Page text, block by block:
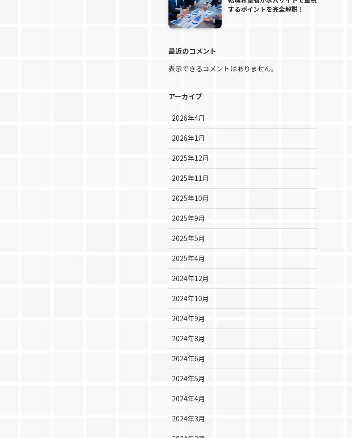
するポイントを完全解説！
最近のコメント
表示できるコメントはありません。
アーカイブ
2026年4月
2026年1月
2025年12月
2025年11月
2025年10月
2025年9月
2025年5月
2025年4月
2024年12月
2024年10月
2024年9月
2024年8月
2024年6月
2024年5月
2024年4月
2024年3月